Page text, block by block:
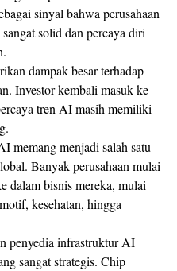
sinyal bahwa perusahaan
solid dan percaya diri
dampak besar terhadap
Investor kembali masuk ke
tren AI masih memiliki
memang menjadi salah satu
Banyak perusahaan mulai
dalam bisnis mereka, mulai
kesehatan, hingga
penyedia infrastruktur AI
sangat strategis. Chip